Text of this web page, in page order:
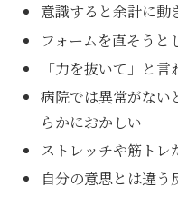
意識すると余計に動
フォームを直そうと
「力を抜いて」と
病院では異常がない
らかにおかしい
ストレッチや筋トレ
自分の意思とは違う